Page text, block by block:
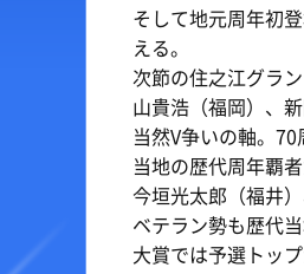
そして地元周年初
える。
次節の住之江グラ
山貴浩（福岡）、
当然V争いの軸。
当地の歴代周年覇者
今垣光太郎（福井
ベテラン勢も歴代
大賞では予選トッ